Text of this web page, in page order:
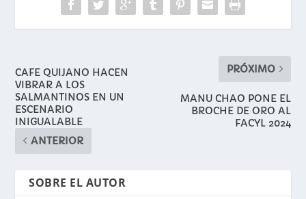
CAFE QUIJANO HACEN
VIBRAR A LOS
SALMANTINOS EN UN
ESCENARIO
INIGUALABLE
ANTERIOR
PRÓXIMO
MANU CHAO PONE EL
BROCHE DE ORO AL
FACYL 2024
SOBRE EL AUTOR